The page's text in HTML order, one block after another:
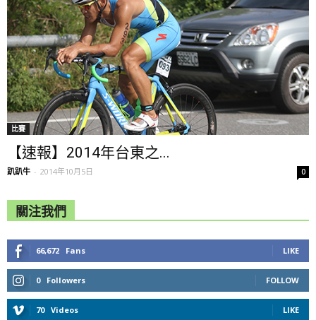
比賽
【速報】2014年台東之...
趴趴牛 - 2014年10月5日 0
關注我們
66,672 Fans LIKE
0 Followers FOLLOW
70 Videos LIKE